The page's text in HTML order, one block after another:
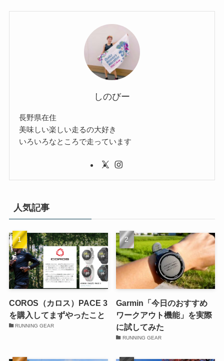
しのびー
長野県在住
美味しい楽しい走るの大好き
いろいろなところで走っています
人気記事
COROS（カロス）PACE 3
を購入してまずやったこと
RUNNING GEAR
Garmin「今日のおすすめ
ワークアウト機能」を実際
に試してみた
RUNNING GEAR